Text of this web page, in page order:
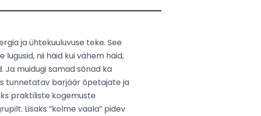
ja ühtekuuluvuse teke. See
nii häid kui vähem häid,
Ja muidugi samad sõnad ka
tunnetatav barjäär õpetajate ja
praktiliste kogemuste
Lisaks “kolme vaala” pidev